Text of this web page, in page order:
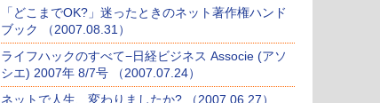
「どこまでOK?」迷ったときのネット著作権ハンド
ブック （2007.08.31）
ライフハックのすべて−日経ビジネス Associe (アソ
シエ) 2007年 8/7号 （2007.07.24）
ネットで人生、変わりましたか? （2007.06.27）